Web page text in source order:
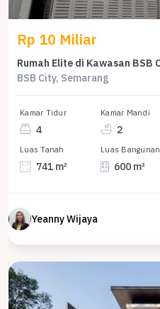
Rp 10 Miliar
BSB City, Semarang
Kamar Tidur
4
Kamar Mandi
2
Luas Tanah
741 m²
Luas Bangunan
600 m²
Yeanny Wijaya